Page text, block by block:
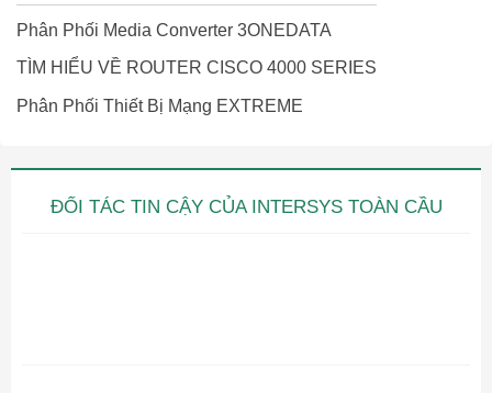
Phân Phối Media Converter 3ONEDATA
TÌM HIỂU VỀ ROUTER CISCO 4000 SERIES
Phân Phối Thiết Bị Mạng EXTREME
ĐỐI TÁC TIN CẬY CỦA INTERSYS TOÀN CẦU